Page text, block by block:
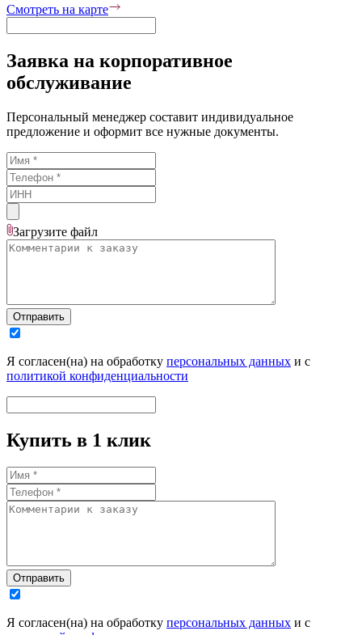
Смотреть на карте
Заявка на корпоративное
обслуживание
Персональный менеджер составит индивидуальное
предложение и оформит все нужные документы.
Загрузите файл
Отправить
Я согласен(на) на обработку персональных данных и с
политикой конфиденциальности
Купить в 1 клик
Отправить
Я согласен(на) на обработку персональных данных и с